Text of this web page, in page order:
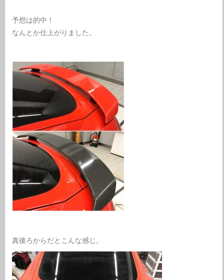
予想は的中！
なんとか仕上がりました。
真後ろからだとこんな感じ。